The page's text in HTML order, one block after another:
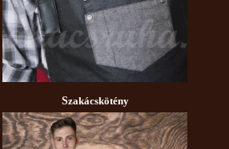
Szakácskötény